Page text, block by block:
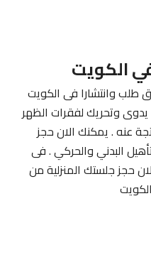
الكويت
طلب وانتشارا فى الكويت
يدوى وتحريك لفقرات الظهر
عنه . يمكنك الان حجز
البدني والحركي . فى
حجز جلستك المنزلية من